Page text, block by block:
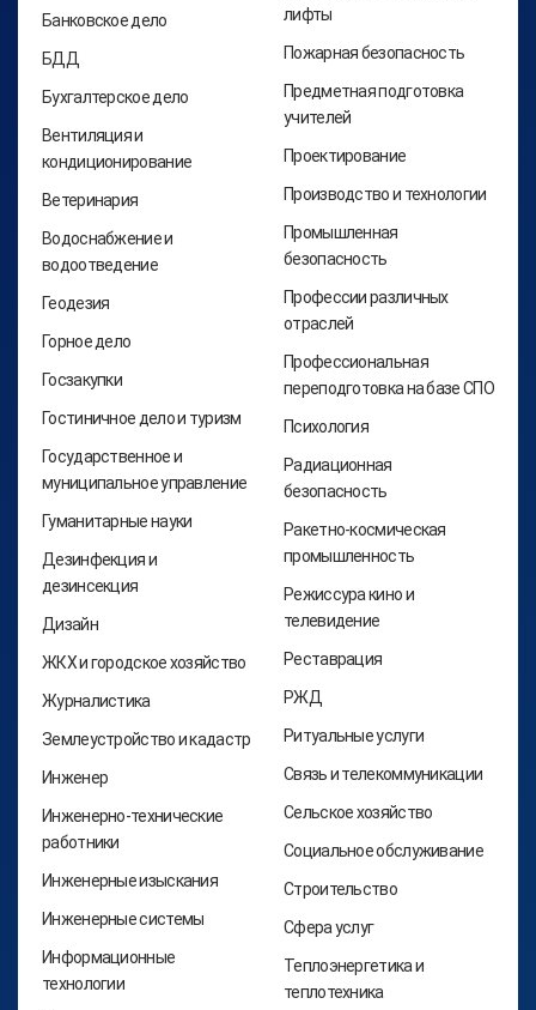
Банковское дело
БДД
Бухгалтерское дело
Вентиляция и
кондиционирование
Ветеринария
Водоснабжение и
водоотведение
Геодезия
Горное дело
Госзакупки
Гостиничное дело и туризм
Государственное и
муниципальное управление
Гуманитарные науки
Дезинфекция и
дезинсекция
Дизайн
ЖКХ и городское хозяйство
Журналистика
Землеустройство и кадастр
Инженер
Инженерно-технические
работники
Инженерные изыскания
Инженерные системы
Информационные
технологии
лифты
Пожарная безопасность
Предметная подготовка
учителей
Проектирование
Производство и технологии
Промышленная
безопасность
Профессии различных
отраслей
Профессиональная
переподготовка на базе СПО
Психология
Радиационная
безопасность
Ракетно-космическая
промышленность
Режиссура кино и
телевидение
Реставрация
РЖД
Ритуальные услуги
Связь и телекоммуникации
Сельское хозяйство
Социальное обслуживание
Строительство
Сфера услуг
Теплоэнергетика и
теплотехника